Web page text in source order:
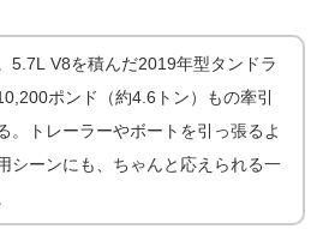
5.7L V8を積んだ2019年型タンドラ
ポンド（約4.6トン）もの牽引
。トレーラーやボートを引っ張るよ
シーンにも、ちゃんと応えられる一